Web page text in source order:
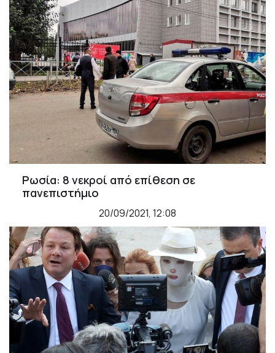
Ρωσία: 8 νεκροί από επίθεση σε
πανεπιστήμιο
20/09/2021, 12:08